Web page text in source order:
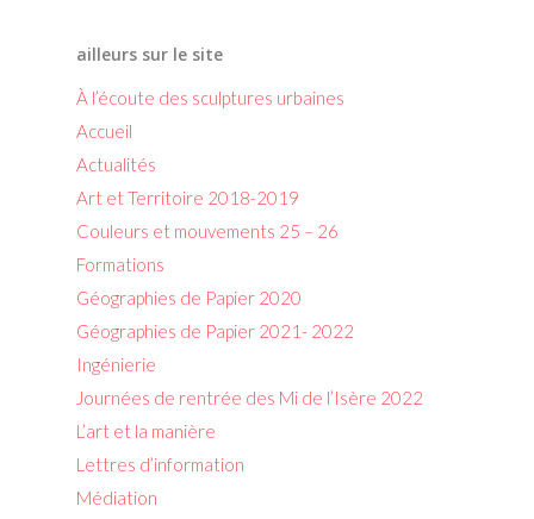
ailleurs sur le site
À l’écoute des sculptures urbaines
Accueil
Actualités
Art et Territoire 2018-2019
Couleurs et mouvements 25 – 26
Formations
Géographies de Papier 2020
Géographies de Papier 2021- 2022
Ingénierie
Journées de rentrée des Mi de l’Isère 2022
L’art et la manière
Lettres d’information
Médiation